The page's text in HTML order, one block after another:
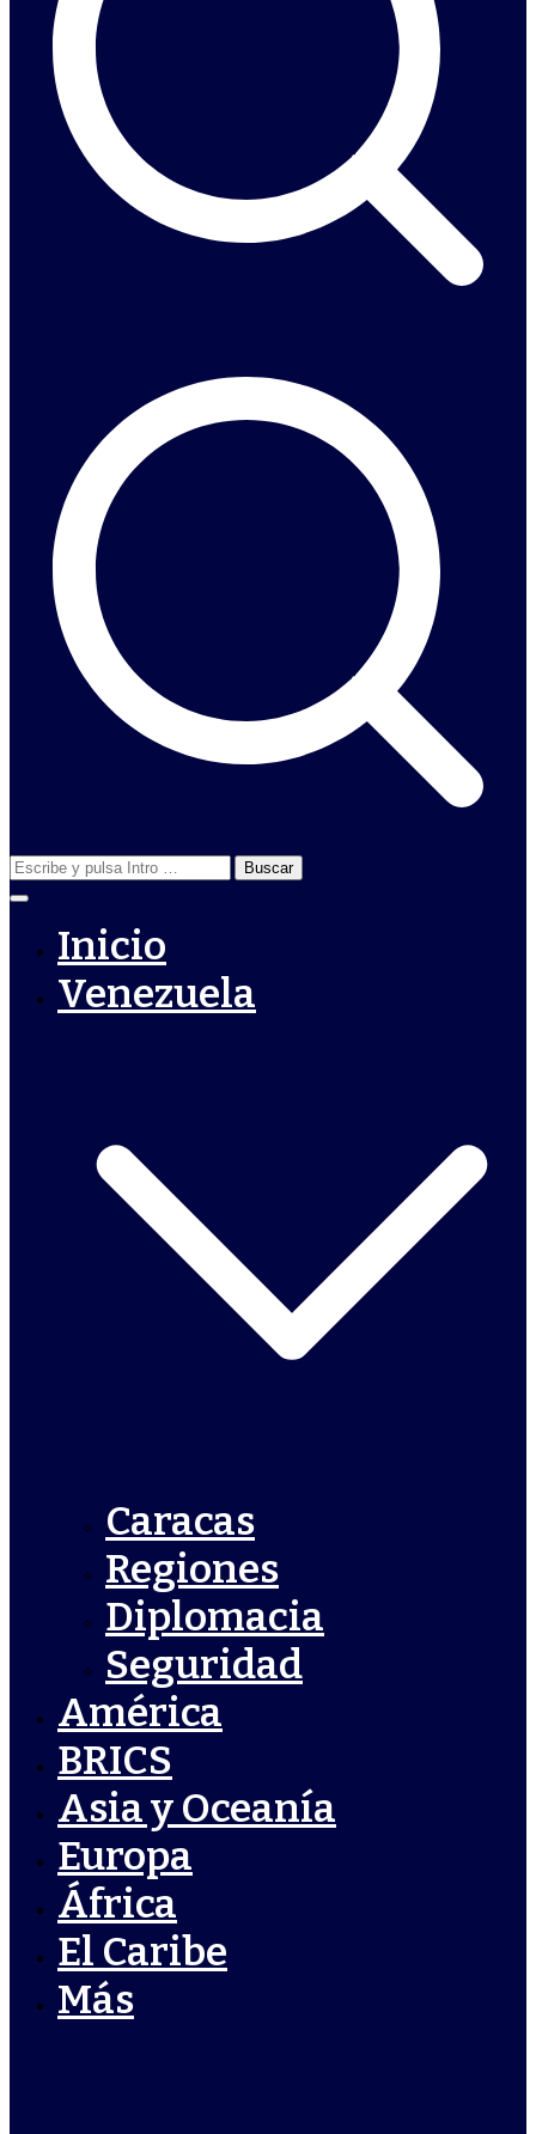
Buscar:
Inicio
Venezuela
Caracas
Regiones
Diplomacia
Seguridad
América
BRICS
Asia y Oceanía
Europa
África
El Caribe
Más